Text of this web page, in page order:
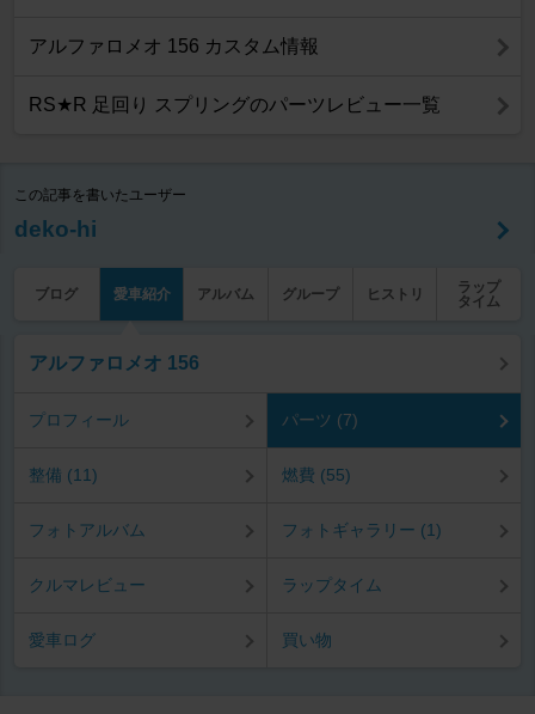
アルファロメオ 156 カスタム情報
RS★R 足回り スプリングのパーツレビュー一覧
この記事を書いたユーザー
deko-hi
ブログ 愛車紹介 アルバム グループ ヒストリ
ラップ
タイム
アルファロメオ 156
プロフィール パーツ (7)
整備 (11) 燃費 (55)
フォトアルバム フォトギャラリー (1)
クルマレビュー ラップタイム
愛車ログ 買い物